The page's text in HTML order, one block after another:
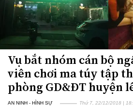
Vụ bắt nhóm cán bộ
viên chơi ma túy tập
phòng GD&ĐT huyện
AN NINH - HÌNH SỰ Thứ 7, 22/12/2018 |